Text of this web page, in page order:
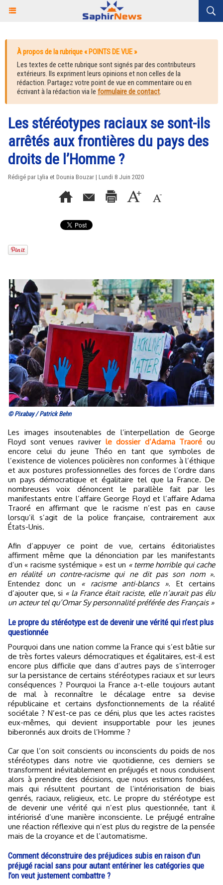
À propos de la rubrique « POINTS DE VUE »
Les textes de cette rubrique sont signés par des contributeurs
extérieurs. Ils expriment leurs opinions et non celles de la
rédaction. Partagez votre point de vue en commentaire ou en
écrivant à la rédaction via le formulaire de contact.
Les stéréotypes raciaux se sont-ils
arrêtés aux frontières du pays des
droits de l’Homme ?
Rédigé par Lylia et Dounia Bouzar | Lundi 8 Juin 2020
© Pixabay / Patrick Behn
Les images insoutenables de l’interpellation de George
Floyd sont venues raviver le dossier d’Adama Traoré ou
encore celui du jeune Théo en tant que symboles de
l’existence de violences policières non conformes à l’éthique
et aux postures professionnelles des forces de l’ordre dans
un pays démocratique et égalitaire tel que la France. De
nombreuses voix dénoncent le parallèle fait par les
manifestants entre l’affaire George Floyd et l’affaire Adama
Traoré en affirmant que le racisme n’est pas en cause
lorsqu’il s’agit de la police française, contrairement aux
États-Unis.
Afin d’appuyer ce point de vue, certains éditorialistes
affirment même que la dénonciation par les manifestants
d’un « racisme systémique » est un « terme horrible qui cache
en réalité un contre-racisme qui ne dit pas son nom ».
Entendez donc un « racisme anti-blancs ». Et certains
d’ajouter que, si « la France était raciste, elle n’aurait pas élu
un acteur tel qu’Omar Sy personnalité préférée des Français »
Le propre du stéréotype est de devenir une vérité qui n’est plus
questionnée
Pourquoi dans une nation comme la France qui s’est bâtie sur
de très fortes valeurs démocratiques et égalitaires, est-il est
encore plus difficile que dans d’autres pays de s’interroger
sur la persistance de certains stéréotypes raciaux et sur leurs
conséquences ? Pourquoi la France a-t-elle toujours autant
de mal à reconnaître le décalage entre sa devise
républicaine et certains dysfonctionnements de la réalité
sociétale ? N’est-ce pas ce déni, plus que les actes racistes
eux-mêmes, qui devient insupportable pour les jeunes
biberonnés aux droits de l’Homme ?
Car que l’on soit conscients ou inconscients du poids de nos
stéréotypes dans notre vie quotidienne, ces derniers se
transforment inévitablement en préjugés et nous conduisent
alors à prendre des décisions, que nous estimons fondées,
mais qui résultent pourtant de l’intériorisation de biais
genrés, raciaux, religieux, etc. Le propre du stéréotype est
de devenir une vérité qui n’est plus questionnée, tant il
intériorisé d’une manière inconsciente. Le préjugé entraîne
une réaction réflexive qui n’est plus du registre de la pensée
mais de la croyance et de l’automatisme.
Comment déconstruire des préjudices subis en raison d’un
préjugé racial sans pour autant entériner les catégories que
l’on veut justement combattre ?